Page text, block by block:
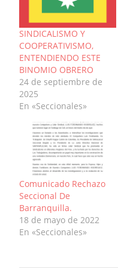
SINDICALISMO Y
COOPERATIVISMO,
ENTENDIENDO ESTE
BINOMIO OBRERO
24 de septiembre de
2025
En «Seccionales»
Comunicado Rechazo
Seccional De
Barranquilla.
18 de mayo de 2022
En «Seccionales»